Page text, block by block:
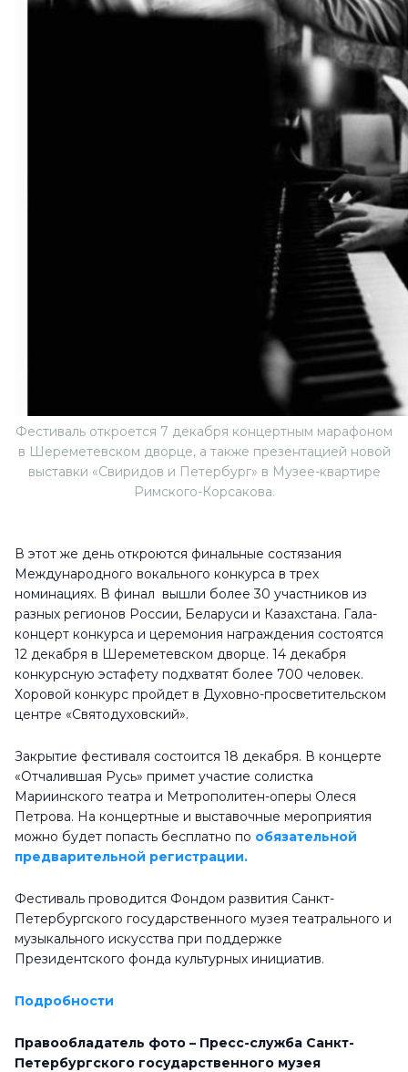
Фестиваль откроется 7 декабря концертным марафоном
в Шереметевском дворце, а также презентацией новой
выставки «Свиридов и Петербург» в Музее-квартире
Римского-Корсакова.
В этот же день откроются финальные состязания
Международного вокального конкурса в трех
номинациях. В финал вышли более 30 участников из
разных регионов России, Беларуси и Казахстана. Гала-
концерт конкурса и церемония награждения состоятся
12 декабря в Шереметевском дворце. 14 декабря
конкурсную эстафету подхватят более 700 человек.
Хоровой конкурс пройдет в Духовно-просветительском
центре «Святодуховский».
Закрытие фестиваля состоится 18 декабря. В концерте
«Отчалившая Русь» примет участие солистка
Мариинского театра и Метрополитен-оперы Олеся
Петрова. На концертные и выставочные мероприятия
можно будет попасть бесплатно по обязательной
предварительной регистрации.
Фестиваль проводится Фондом развития Санкт-
Петербургского государственного музея театрального и
музыкального искусства при поддержке
Президентского фонда культурных инициатив.
Подробности
Правообладатель фото – Пресс-служба Санкт-
Петербургского государственного музея